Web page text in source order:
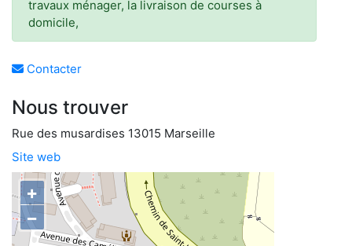
travaux ménager, la livraison de courses à
domicile,
Contacter
Nous trouver
Rue des musardises 13015 Marseille
Site web
+
−